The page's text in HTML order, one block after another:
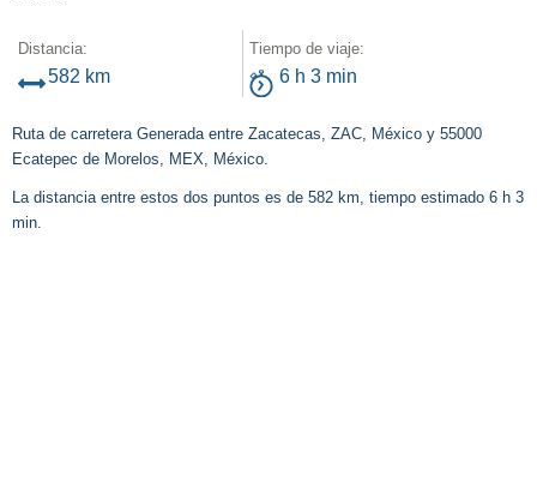
Distancia:
582 km
Tiempo de viaje:
6 h 3 min
Ruta de carretera Generada entre Zacatecas, ZAC, México y 55000
Ecatepec de Morelos, MEX, México.
La distancia entre estos dos puntos es de 582 km, tiempo estimado 6 h 3
min.